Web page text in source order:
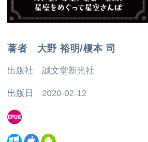
著者 大野 裕明/榎本 司
出版社 誠文堂新光社
出版日 2020-02-12